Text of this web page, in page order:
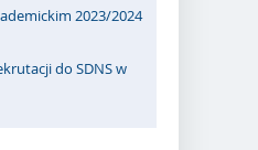
2023/2024
do SDNS w